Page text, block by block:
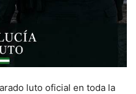
luto oficial en toda la